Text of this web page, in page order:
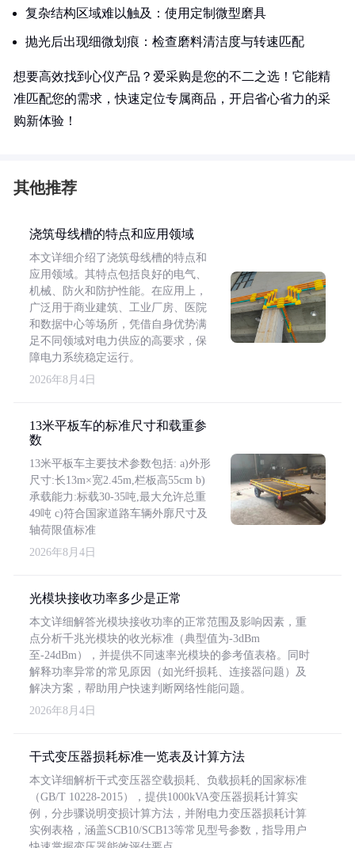
复杂结构区域难以触及：使用定制微型磨具
抛光后出现细微划痕：检查磨料清洁度与转速匹配
想要高效找到心仪产品？爱采购是您的不二之选！它能精
准匹配您的需求，快速定位专属商品，开启省心省力的采
购新体验！
其他推荐
浇筑母线槽的特点和应用领域
本文详细介绍了浇筑母线槽的特点和
应用领域。其特点包括良好的电气、
机械、防火和防护性能。在应用上，
广泛用于商业建筑、工业厂房、医院
和数据中心等场所，凭借自身优势满
足不同领域对电力供应的高要求，保
障电力系统稳定运行。
2026年8月4日
13米平板车的标准尺寸和载重参
数
13米平板车主要技术参数包括: a)外形
尺寸:长13m×宽2.45m,栏板高55cm b)
承载能力:标载30-35吨,最大允许总重
49吨 c)符合国家道路车辆外廓尺寸及
轴荷限值标准
2026年8月4日
光模块接收功率多少是正常
本文详细解答光模块接收功率的正常范围及影响因素，重
点分析千兆光模块的收光标准（典型值为-3dBm
至-24dBm），并提供不同速率光模块的参考值表格。同时
解释功率异常的常见原因（如光纤损耗、连接器问题）及
解决方案，帮助用户快速判断网络性能问题。
2026年8月4日
干式变压器损耗标准一览表及计算方法
本文详细解析干式变压器空载损耗、负载损耗的国家标准
（GB/T 10228-2015），提供1000kVA变压器损耗计算实
例，分步骤说明变损计算方法，并附电力变压器损耗计算
实例表格，涵盖SCB10/SCB13等常见型号参数，指导用户